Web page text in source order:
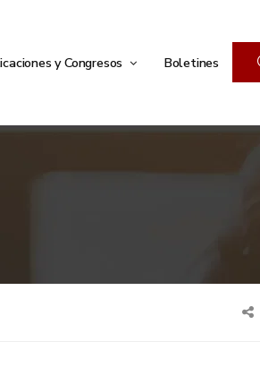
y Congresos Boletines